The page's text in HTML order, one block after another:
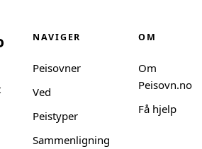
NAVIGER
Peisovner
Ved
Peistyper
Sammenligning
OM
Om
Peisovn.no
Få hjelp